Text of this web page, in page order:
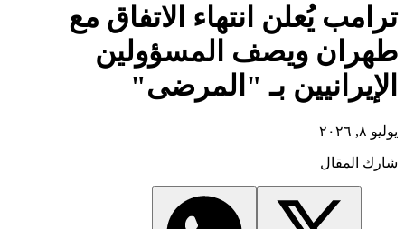
ترامب يُعلن انتهاء الاتفاق مع
طهران ويصف المسؤولين
الإيرانيين بـ "المرضى"
يوليو ٨, ٢٠٢٦
شارك المقال